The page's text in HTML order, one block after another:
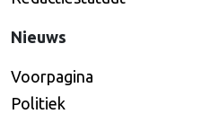
Nieuws
Voorpagina
Politiek